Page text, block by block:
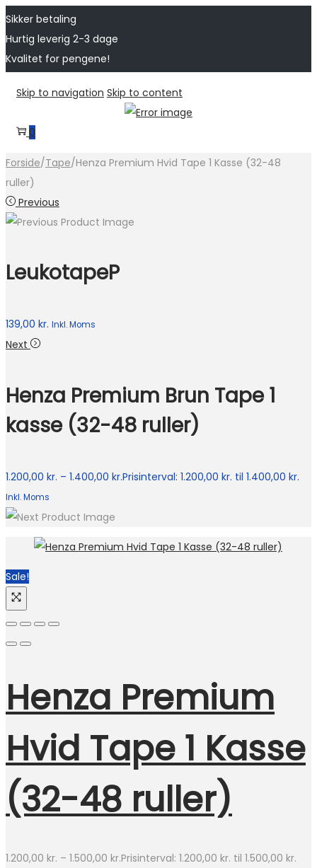
Sikker betaling
Hurtig leverig 2-3 dage
Kvalitet for pengene!
Skip to navigation Skip to content
0
Forside/Tape/Henza Premium Hvid Tape 1 Kasse (32-48
ruller)
Previous
LeukotapeP
139,00 kr. Inkl. Moms
Next
Henza Premium Brun Tape 1
kasse (32-48 ruller)
1.200,00 kr. – 1.400,00 kr.Prisinterval: 1.200,00 kr. til 1.400,00 kr.
Inkl. Moms
Sale!
Henza Premium
Hvid Tape 1 Kasse
(32-48 ruller)
1.200,00 kr. – 1.500,00 kr.Prisinterval: 1.200,00 kr. til 1.500,00 kr.